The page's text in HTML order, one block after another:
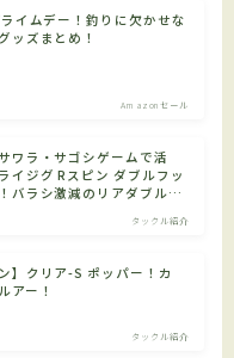
イムデー！釣りに欠かせな
ッズまとめ！
Amazonセール
ワラ・サゴシゲームで活
イジグ Rスピン ダブルフッ
バラシ激減のリアダブルフ
タックル紹介
】クリア-S ポッパー！カ
アー！
タックル紹介